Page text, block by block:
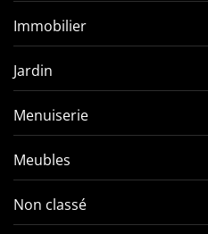
Immobilier
Jardin
Menuiserie
Meubles
Non classé